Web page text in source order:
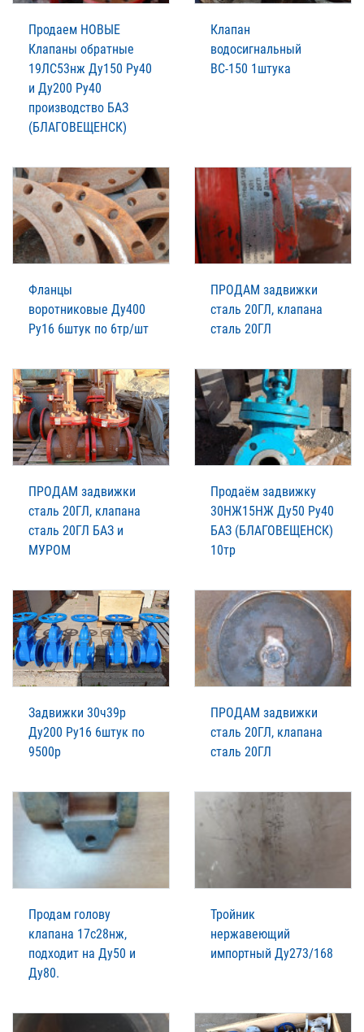
Продаем НОВЫЕ
Клапаны обратные
19ЛС53нж Ду150 Ру40
и Ду200 Ру40
производство БАЗ
(БЛАГОВЕЩЕНСК)
Клапан
водосигнальный
ВС-150 1штука
Фланцы
воротниковые Ду400
Ру16 6штук по 6тр/шт
ПРОДАМ задвижки
сталь 20ГЛ, клапана
сталь 20ГЛ
ПРОДАМ задвижки
сталь 20ГЛ, клапана
сталь 20ГЛ БАЗ и
МУРОМ
Пpодаём зaдвижку
30НЖ15НЖ Ду50 Ру40
БАЗ (БЛАГОВЕЩЕНСК)
10тр
Задвижки 30ч39р
Ду200 Ру16 6штук по
9500р
ПРОДАМ задвижки
сталь 20ГЛ, клапана
сталь 20ГЛ
Продам голову
клапана 17с28нж,
подходит на Ду50 и
Ду80.
Тройник
нержавеющий
импортный Ду273/168